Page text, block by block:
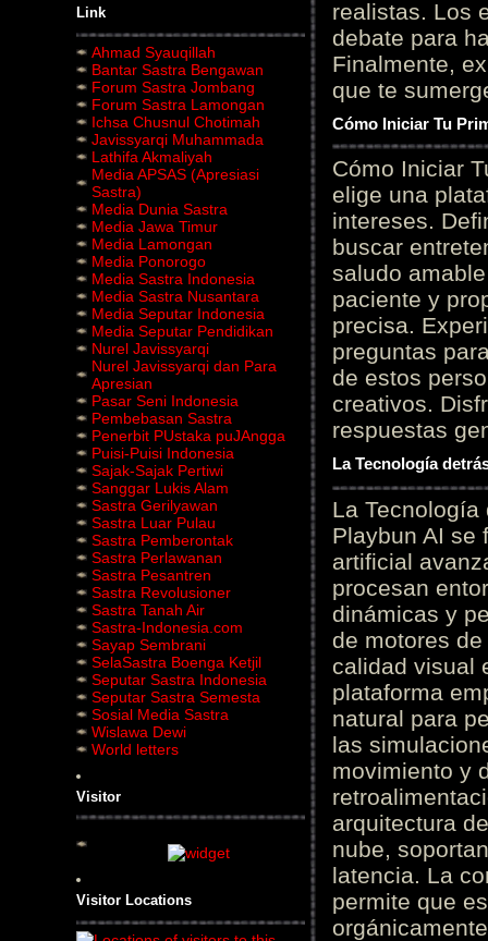
Link
Ahmad Syauqillah
Bantar Sastra Bengawan
Forum Sastra Jombang
Forum Sastra Lamongan
Ichsa Chusnul Chotimah
Javissyarqi Muhammada
Lathifa Akmaliyah
Media APSAS (Apresiasi
Sastra)
Media Dunia Sastra
Media Jawa Timur
Media Lamongan
Media Ponorogo
Media Sastra Indonesia
Media Sastra Nusantara
Media Seputar Indonesia
Media Seputar Pendidikan
Nurel Javissyarqi
Nurel Javissyarqi dan Para
Apresian
Pasar Seni Indonesia
Pembebasan Sastra
Penerbit PUstaka puJAngga
Puisi-Puisi Indonesia
Sajak-Sajak Pertiwi
Sanggar Lukis Alam
Sastra Gerilyawan
Sastra Luar Pulau
Sastra Pemberontak
Sastra Perlawanan
Sastra Pesantren
Sastra Revolusioner
Sastra Tanah Air
Sastra-Indonesia.com
Sayap Sembrani
SelaSastra Boenga Ketjil
Seputar Sastra Indonesia
Seputar Sastra Semesta
Sosial Media Sastra
Wislawa Dewi
World letters
Visitor
Visitor Locations
realistas. Los
debate para
Finalmente,
que te
Cómo Iniciar Tu
Cómo Iniciar
elige una
intereses.
buscar
saludo
paciente y
precisa.
preguntas
de estos
creativos.
respuestas
La Tecnología
La
Playbun AI se
artificial
procesan
dinámicas y
de motores
calidad visual
plataforma
natural para
las
movimiento y
arquitectura
nube,
latencia. La
permite que